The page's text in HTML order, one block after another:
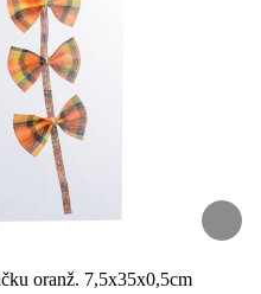
oranž. 7,5x35x0,5cm